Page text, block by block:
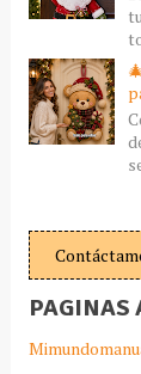
PAGINAS